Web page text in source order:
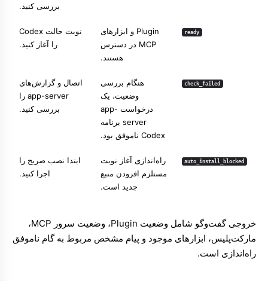
بررسی کنید.
ready
Plugin و ابزارهای
MCP در دسترس
هستند.
نوبت حالت Codex
را آغاز کنید.
check_failed
هنگام بررسی
وضعیت، یک
درخواست app-
server برنامه
Codex ناموفق بود.
اتصال و گزارش‌های
app-server را
بررسی کنید.
auto_install_blocked
راه‌اندازی آغاز نوبت
مستلزم افزودن منبع
جدید است.
ابتدا نصب صریح را
اجرا کنید.
خروجی گفت‌وگو شامل وضعیت Plugin، وضعیت سرور MCP،
مارکت‌پلیس، ابزارهای موجود و پیام مشخص مربوط به گام ناموفق
راه‌اندازی است.